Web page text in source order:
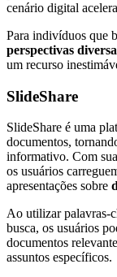
cenário digital
Para indivíduos que
perspectivas
um recurso
SlideShare
SlideShare é uma
documentos,
informativo. Com sua
os usuários
apresentações sobre
Ao utilizar palavras-
busca, os usuários
documentos
assuntos específicos.